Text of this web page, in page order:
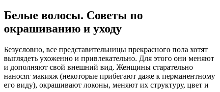
Белые волосы. Советы по
окрашиванию и уходу
Безусловно, все представительницы прекрасного пола хотят
выглядеть ухоженно и привлекательно. Для этого они меняют
и дополняют свой внешний вид. Женщины старательно
наносят макияж (некоторые прибегают даже к перманентному
его виду), окрашивают локоны, меняют их структуру, цвет и